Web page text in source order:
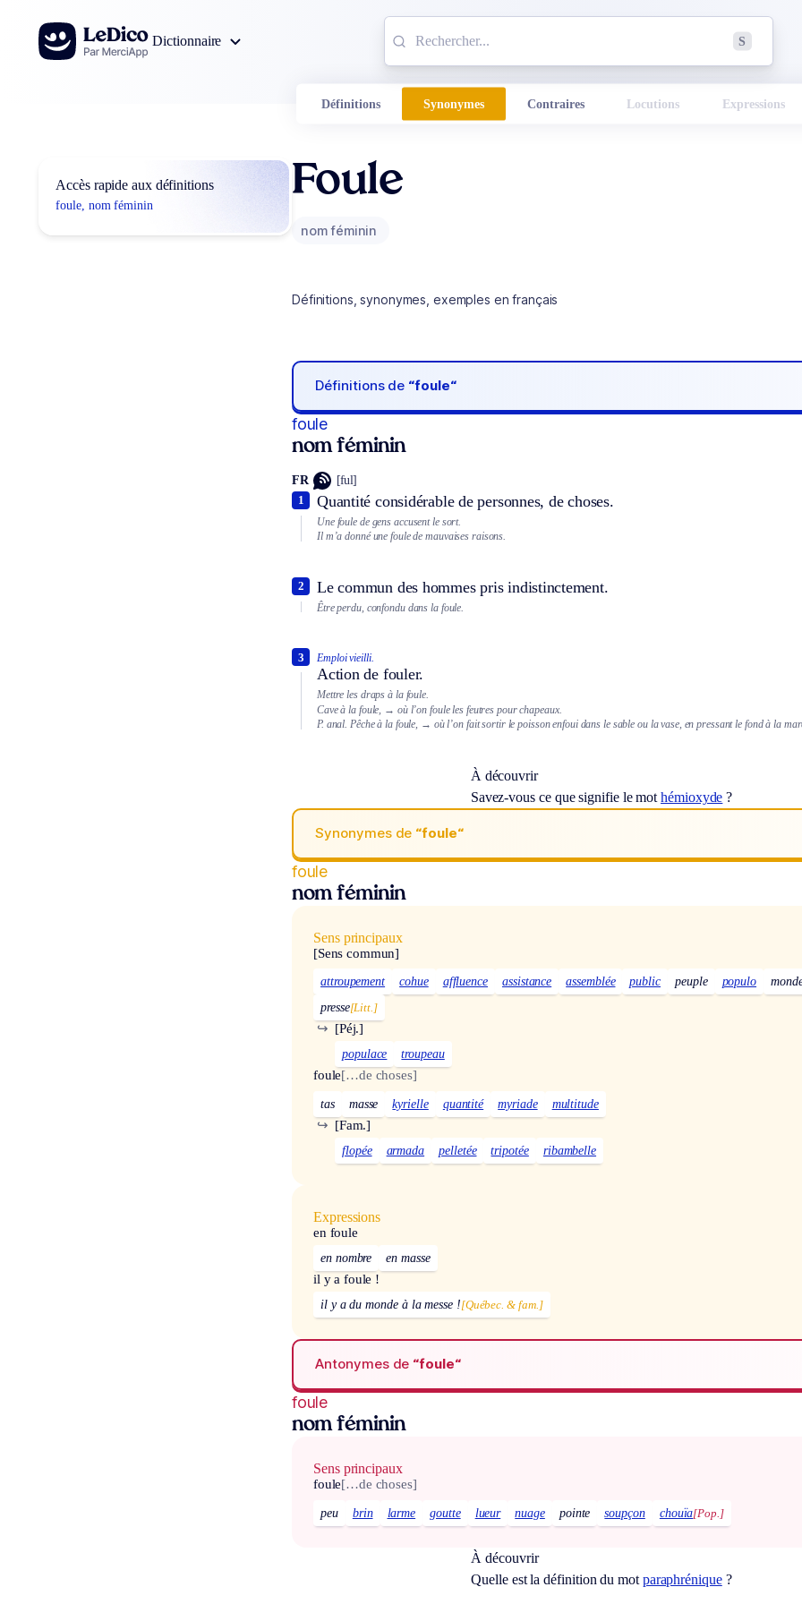
Aller au contenu
Dictionnaire
S
Définitions Synonymes Contraires Locutions Expressions
Accès rapide aux définitions
foule, nom féminin
Foule
nom féminin
Définitions, synonymes, exemples en français
Définitions de “foule“
foule
nom féminin
FR [ful]
Quantité considérable de personnes, de choses.
1
Une foule de gens accusent le sort.
Il m’a donné une foule de mauvaises raisons.
Le commun des hommes pris indistinctement.
2
Être perdu, confondu dans la foule.
Emploi vieilli.
Action de fouler.
3
Mettre les draps à la foule.
Cave à la foule, → où l’on foule les feutres pour chapeaux.
P. anal. Pêche à la foule, → où l’on fait sortir le poisson enfoui dans le sable ou la vase, en pressant le fond à la
À découvrir
Savez-vous ce que signifie le mothémioxyde ?
Synonymes de “foule“
foule
nom féminin
Sens principaux
[Sens commun]
attroupement cohue affluence assistance assemblée public peuple populo
presse[Litt.]
[Péj.]
↪
populace troupeau
foule[…de choses]
tas masse kyrielle quantité myriade multitude
[Fam.]
↪
flopée armada pelletée tripotée ribambelle
Expressions
en foule
en nombre en masse
il y a foule !
il y a du monde à la messe ![Québec. & fam.]
Antonymes de “foule“
foule
nom féminin
Sens principaux
foule[…de choses]
peu brin larme goutte lueur nuage pointe soupçon chouïa[Pop.]
À découvrir
Quelle est la définition du mot paraphrénique?